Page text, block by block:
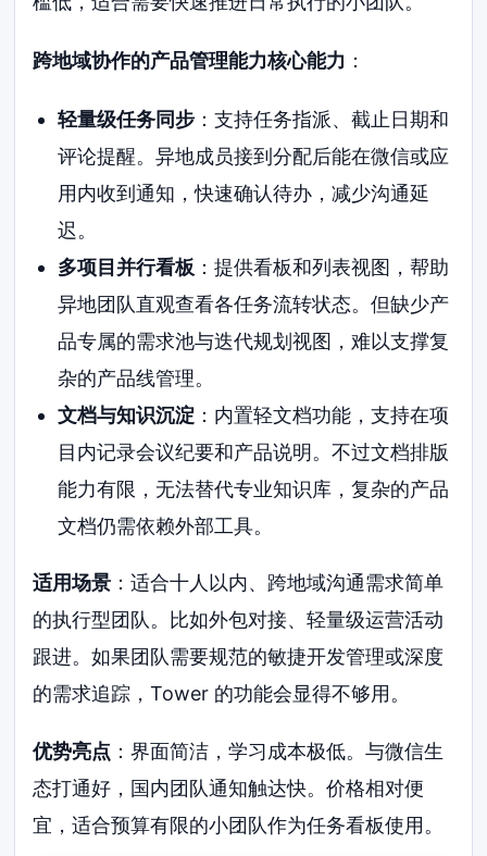
跨地域协作的产品管理能力核心能力 ：
轻量级任务同步：支持任务指派、截止日期和
评论提醒。异地成员接到分配后能在微信或应
用内收到通知，快速确认待办，减少沟通延
迟。
多项目并行看板 ：提供看板和列表视图，帮助
异地团队直观查看各任务流转状态。但缺少产
品专属的需求池与迭代规划视图，难以支撑复
杂的产品线管理。
文档与知识沉淀：内置轻文档功能，支持在项
目内记录会议纪要和产品说明。不过文档排版
能力有限，无法替代专业知识库，复杂的产品
文档仍需依赖外部工具。
适用场景 ：适合十人以内、跨地域沟通需求简单
的执行型团队。比如外包对接、轻量级运营活动
跟进。如果团队需要规范的敏捷开发管理或深度
的需求追踪，Tower 的功能会显得不够用。
优势亮点 ：界面简洁，学习成本极低。与微信生
态打通好，国内团队通知触达快。价格相对便
宜，适合预算有限的小团队作为任务看板使用。